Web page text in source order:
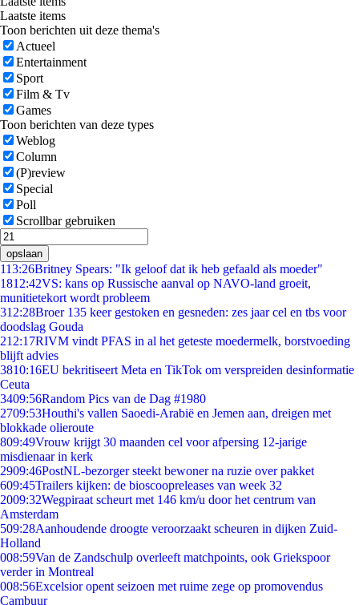
Laatste items
Toon berichten uit deze thema's
Actueel
Entertainment
Sport
Film & Tv
Games
Toon berichten van deze types
Weblog
Column
(P)review
Special
Poll
Scrollbar gebruiken
opslaan
113:26Britney Spears: "Ik geloof dat ik heb gefaald als moeder"
1812:42VS: kans op Russische aanval op NAVO-land groeit,
munitietekort wordt probleem
312:28Broer 135 keer gestoken en gesneden: zes jaar cel en tbs voor
doodslag Gouda
212:17RIVM vindt PFAS in al het geteste moedermelk, borstvoeding
blijft advies
3810:16EU bekritiseert Meta en TikTok om verspreiden desinformatie
Ceuta
3409:56Random Pics van de Dag #1980
2709:53Houthi's vallen Saoedi-Arabië en Jemen aan, dreigen met
blokkade olieroute
809:49Vrouw krijgt 30 maanden cel voor afpersing 12-jarige
misdienaar in kerk
2909:46PostNL-bezorger steekt bewoner na ruzie over pakket
609:45Trailers kijken: de bioscoopreleases van week 32
2009:32Wegpiraat scheurt met 146 km/u door het centrum van
Amsterdam
509:28Aanhoudende droogte veroorzaakt scheuren in dijken Zuid-
Holland
008:59Van de Zandschulp overleeft matchpoints, ook Griekspoor
verder in Montreal
008:56Excelsior opent seizoen met ruime zege op promovendus
Cambuur